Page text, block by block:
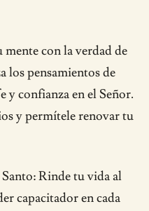
con la verdad de
los pensamientos de
y confianza en el Señor.
y permítele renovar tu
Rinde tu vida al
capacitador en cada